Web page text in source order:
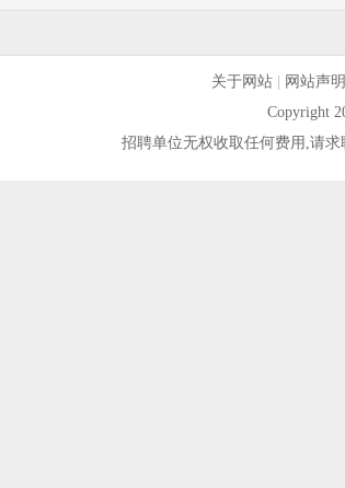
关于网站| 网站声明
Copyright
招聘单位无权收取任何费用,请